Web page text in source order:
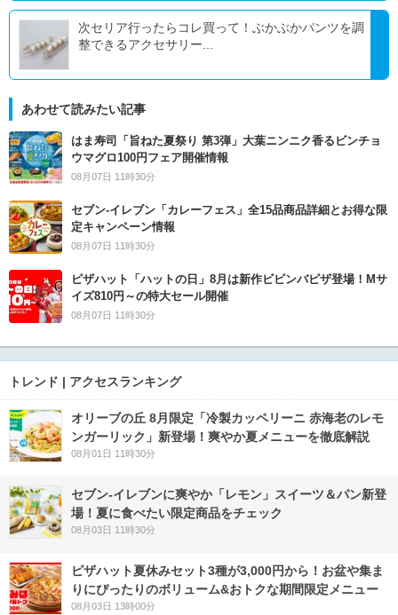
次セリア行ったらコレ買って！ぶかぶかパンツを調
整できるアクセサリー...
あわせて読みたい記事
はま寿司「旨ねた夏祭り 第3弾」大葉ニンニク香るビンチョ
ウマグロ100円フェア開催情報
08月07日 11時30分
セブン‐イレブン「カレーフェス」全15品商品詳細とお得な限
定キャンペーン情報
08月07日 11時30分
ピザハット「ハットの日」8月は新作ビビンバピザ登場！Mサ
イズ810円～の特大セール開催
08月07日 11時30分
トレンド | アクセスランキング
オリーブの丘 8月限定「冷製カッペリーニ 赤海老のレモ
ンガーリック」新登場！爽やか夏メニューを徹底解説
08月01日 11時30分
セブン‐イレブンに爽やか「レモン」スイーツ＆パン新登
場！夏に食べたい限定商品をチェック
08月03日 11時30分
ピザハット夏休みセット3種が3,000円から！お盆や集ま
りにぴったりのボリューム&おトクな期間限定メニュー
08月03日 13時00分